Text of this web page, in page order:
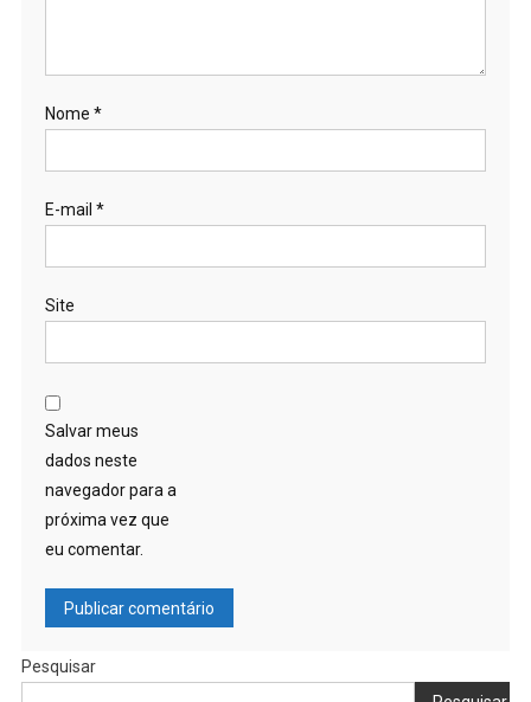
Nome *
E-mail *
Site
Salvar meus
dados neste
navegador para a
próxima vez que
eu comentar.
Pesquisar